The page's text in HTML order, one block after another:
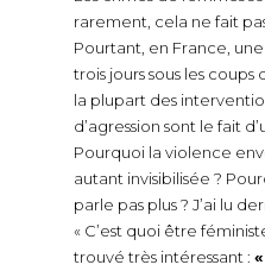
rarement, cela ne fait
Pourtant, en France,
trois jours sous les coups
la plupart des
d’agression sont le fait
Pourquoi la violence
autant invisibilisée ?
parle pas plus ? J’ai lu
« C’est quoi être
trouvé très intéressant : «